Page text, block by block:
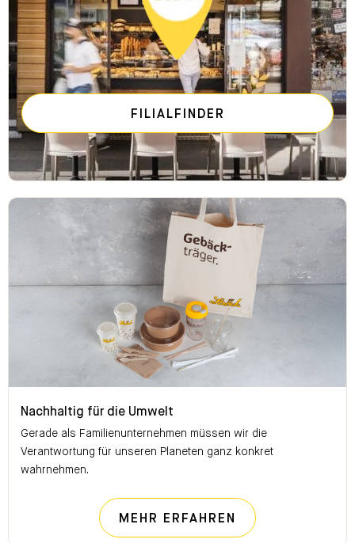
FILIALFINDER
Nachhaltig für die Umwelt
Gerade als Familienunternehmen müssen wir die
Verantwortung für unseren Planeten ganz konkret
wahrnehmen.
MEHR ERFAHREN NACHHALTIG